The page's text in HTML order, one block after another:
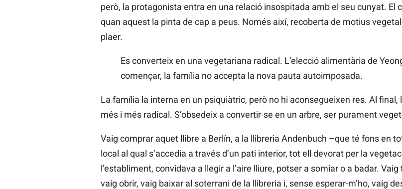
però, la protagonista entra en una relació insospitada amb el seu cunyat. El
quan aquest la pinta de cap a peus. Només així, recoberta de motius
plaer.
Es converteix en una vegetariana radical. L’elecció alimentària de
començar, la família no accepta la nova pauta autoimposada.
La família la interna en un psiquiàtric, però no hi aconsegueixen res. Al final,
més i més radical. S’obsedeix a convertir-se en un arbre, ser purament
Vaig comprar aquet llibre a Berlín, a la llibreria Andenbuch –que té fons en
local al qual s’accedia a través d’un pati interior, tot ell devorat per la
l’establiment, convidava a llegir a l’aire lliure, potser a somiar o a badar.
vaig obrir, vaig baixar al soterrani de la llibreria i, sense esperar-m’ho, vaig